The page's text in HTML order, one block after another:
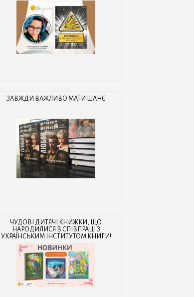
ЗАВЖДИ ВАЖЛИВО МАТИ ШАНС
ЧУДОВІ ДИТЯЧІ КНИЖКИ, ЩО
НАРОДИЛИСЯ В СПІВПРАЦІ З
УКРАЇНСЬКИМ ІНСТИТУТОМ КНИГИ!